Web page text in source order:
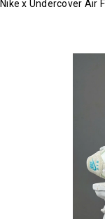
x Undercover Air